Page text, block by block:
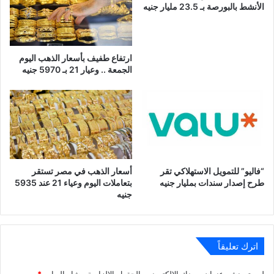
الأنشط بالبورصة بـ 23.5 مليار جنيه
ارتفاع طفيف بأسعار الذهب اليوم
الجمعة .. وعيار 21 بـ 5970 جنيه
“فاليو” للتمويل الاستهلاكي تقر
طرح إصدار سندات بمليار جنيه
أسعار الذهب في مصر تستقر
بتعاملات اليوم وعياء 21 عند 5935
جنيه
اترك تعليقاً